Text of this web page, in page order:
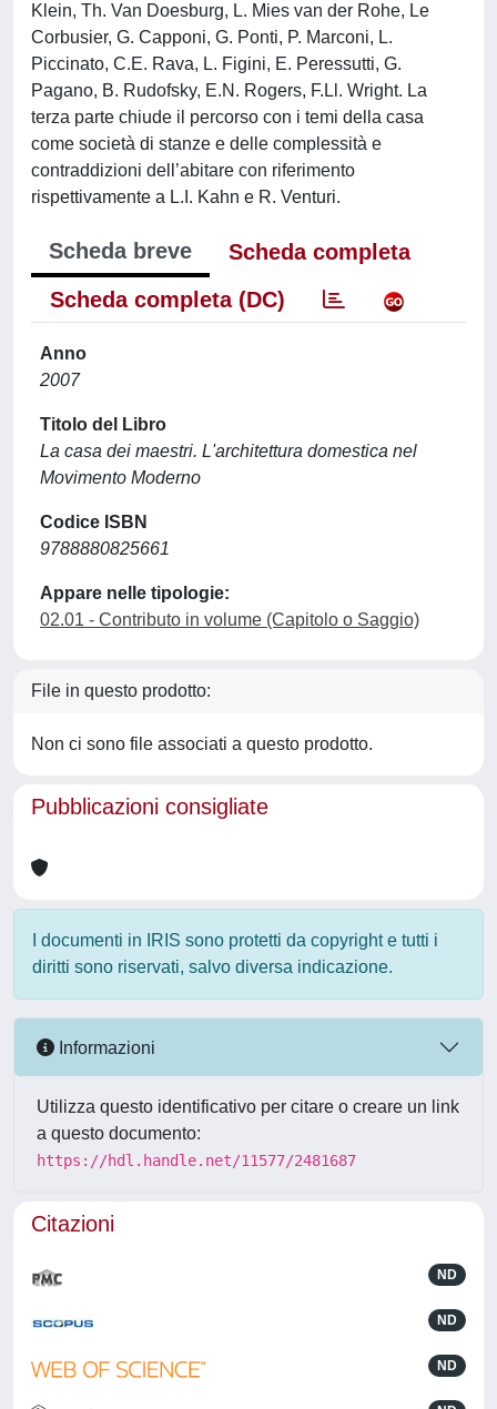
Klein, Th. Van Doesburg, L. Mies van der Rohe, Le
Corbusier, G. Capponi, G. Ponti, P. Marconi, L.
Piccinato, C.E. Rava, L. Figini, E. Peressutti, G.
Pagano, B. Rudofsky, E.N. Rogers, F.Ll. Wright. La
terza parte chiude il percorso con i temi della casa
come società di stanze e delle complessità e
contraddizioni dell’abitare con riferimento
rispettivamente a L.I. Kahn e R. Venturi.
Scheda breve
Scheda completa
Scheda completa (DC)
Anno
2007
Titolo del Libro
La casa dei maestri. L'architettura domestica nel
Movimento Moderno
Codice ISBN
9788880825661
Appare nelle tipologie:
02.01 - Contributo in volume (Capitolo o Saggio)
File in questo prodotto:
Non ci sono file associati a questo prodotto.
Pubblicazioni consigliate
I documenti in IRIS sono protetti da copyright e tutti i
diritti sono riservati, salvo diversa indicazione.
Informazioni
Utilizza questo identificativo per citare o creare un link
a questo documento:
https://hdl.handle.net/11577/2481687
Citazioni
ND
ND
ND